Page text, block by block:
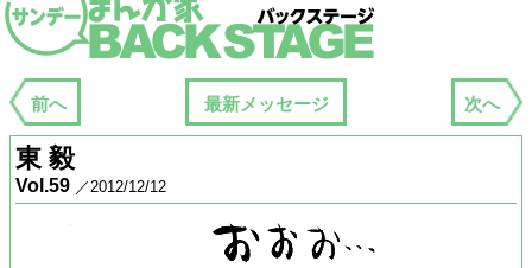
まんが家バックステージ
前へ 最新メッセージ 次へ
東 毅
Vol.59 ／2012/12/12